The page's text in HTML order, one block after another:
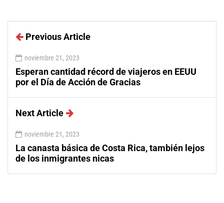
Previous Article
noviembre 21, 2023
Esperan cantidad récord de viajeros en EEUU
por el Día de Acción de Gracias
Next Article
noviembre 21, 2023
La canasta básica de Costa Rica, también lejos
de los inmigrantes nicas